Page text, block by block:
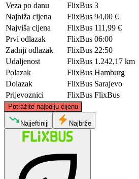
Veza po danu
FlixBus 3
Najniža cijena
FlixBus 94,00 €
Najviša cijena
FlixBus 111,99 €
Prvi odlazak
FlixBus 06:00
Zadnji odlazak
FlixBus 22:50
Udaljenost
FlixBus 1.242,17 km
Polazak
FlixBus Hamburg
Dolazak
FlixBus Sarajevo
Prijevoznici
FlixBus FlixBus
Potražite najbolju cijenu
Hamburg
©
Najjeftiniji Najbrže